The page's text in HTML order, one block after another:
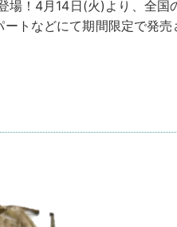
場！4月14日(火)より、全国
トなどにて期間限定で発売